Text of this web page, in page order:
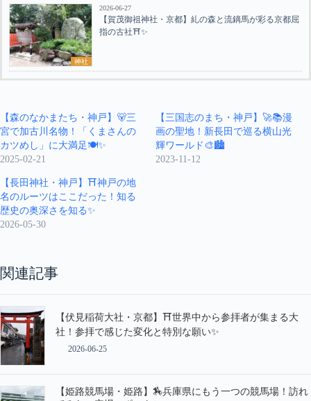
神社
2026-06-27
【賀茂御祖神社・京都】糺の森と流鏑馬が彩る京都屈
指の古社⛩️✨
【森のなかまたち・神戸】🐻三
宮で加古川名物！「くまさんの
カツめし」に大満足🍽️✨
2025-02-21
【三国志のまち・神戸】🚀📚漫
画の聖地！新長田で巡る横山光
輝ワールド🎨🏙️
2023-11-12
【長田神社・神戸】⛩️神戸の地
名のルーツはここだった！知る
歴史の奥深さを知る✨
2026-05-30
関連記事
【伏見稲荷大社・京都】⛩️世界中から参拝者が集まる大
社！参拝で感じた変化と特別な願い✨
2026-06-25
【姫路競馬場・姫路】🏇兵庫県にもう一つの競馬場！訪れ